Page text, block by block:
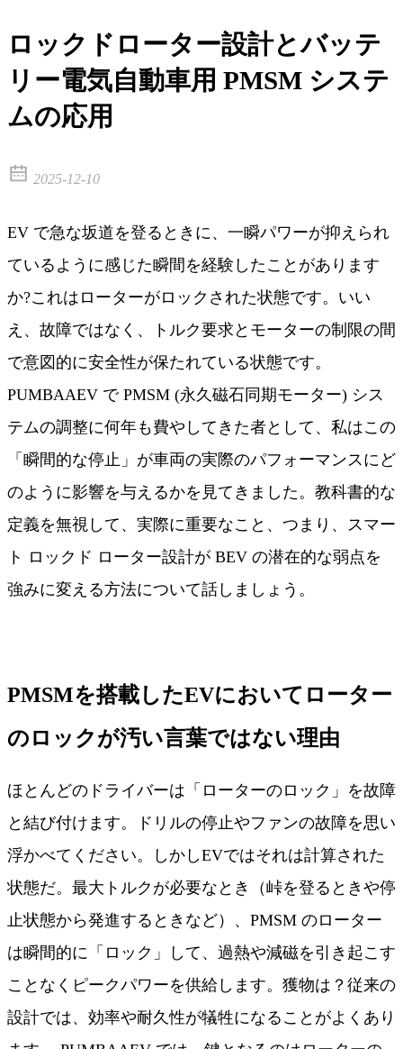
ロックドローター設計とバッテ
リー電気自動車用 PMSM システ
ムの応用
2025-12-10
EV で急な坂道を登るときに、一瞬パワーが抑えられ
ているように感じた瞬間を経験したことがあります
か?これはローターがロックされた状態です。いい
え、故障ではなく、トルク要求とモーターの制限の間
で意図的に安全性が保たれている状態です。
PUMBAAEV で PMSM (永久磁石同期モーター) シス
テムの調整に何年も費やしてきた者として、私はこの
「瞬間的な停止」が車両の実際のパフォーマンスにど
のように影響を与えるかを見てきました。教科書的な
定義を無視して、実際に重要なこと、つまり、スマー
ト ロックド ローター設計が BEV の潜在的な弱点を
強みに変える方法について話しましょう。
PMSMを搭載したEVにおいてローター
のロックが汚い言葉ではない理由
ほとんどのドライバーは「ローターのロック」を故障
と結び付けます。ドリルの停止やファンの故障を思い
浮かべてください。しかしEVではそれは計算された
状態だ。最大トルクが必要なとき（峠を登るときや停
止状態から発進するときなど）、PMSM のローター
は瞬間的に「ロック」して、過熱や減磁を引き起こす
ことなくピークパワーを供給します。獲物は？従来の
設計では、効率や耐久性が犠牲になることがよくあり